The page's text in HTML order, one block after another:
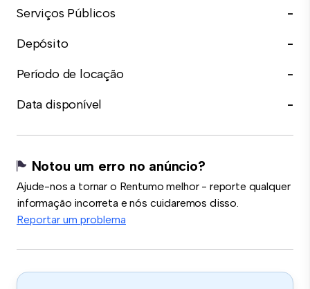
Serviços Públicos
-
Depósito
-
Período de locação
-
Data disponível
-
Notou um erro no anúncio?
Ajude-nos a tornar o Rentumo melhor - reporte qualquer
informação incorreta e nós cuidaremos disso.
Reportar um problema